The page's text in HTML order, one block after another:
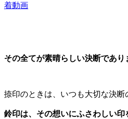
着動画
その全てが素晴らしい決断であり
捺印のときは、いつも大切な決断
鈴印は、その想いにふさわしい印